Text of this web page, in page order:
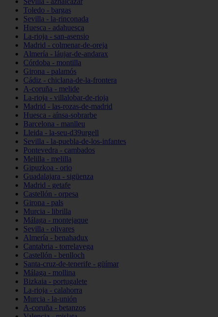
Toledo - bargas
Sevilla - la-rinconada
Huesca - adahuesca
La-rioja - san-asensio
Madrid - colmenar-de-oreja
Almería - láujar-de-andarax
Córdoba - montilla
Girona - palamós
Cádiz - chiclana-de-la-frontera
A-coruña - melide
La-rioja - villalobar-de-rioja
Madrid - las-rozas-de-madrid
Huesca - aínsa-sobrarbe
Barcelona - manlleu
Lleida - la-seu-d39urgell
Sevilla - la-puebla-de-los-infantes
Pontevedra - cambados
Melilla - melilla
Gipuzkoa - orio
Guadalajara - sigüenza
Madrid - getafe
Castellón - orpesa
Girona - pals
Murcia - librilla
Málaga - montejaque
Sevilla - olivares
Almería - benahadux
Cantabria - torrelavega
Castellón - benlloch
Santa-cruz-de-tenerife - güímar
Málaga - mollina
Bizkaia - portugalete
La-rioja - calahorra
Murcia - la-unión
A-coruña - betanzos